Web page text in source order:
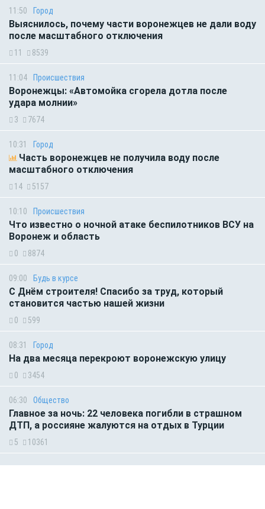
11:50 Город
Выяснилось, почему части воронежцев не дали воду
после масштабного отключения
11 8539
11:04 Происшествия
Воронежцы: «Автомойка сгорела дотла после
удара молнии»
3 7674
10:31 Город
Часть воронежцев не получила воду после
масштабного отключения
14 5157
10:10 Происшествия
Что известно о ночной атаке беспилотников ВСУ на
Воронеж и область
0 8874
09:00 Будь в курсе
С Днём строителя! Спасибо за труд, который
становится частью нашей жизни
0 599
08:31 Город
На два месяца перекроют воронежскую улицу
0 3454
06:30 Общество
Главное за ночь: 22 человека погибли в страшном
ДТП, а россияне жалуются на отдых в Турции
5 10361